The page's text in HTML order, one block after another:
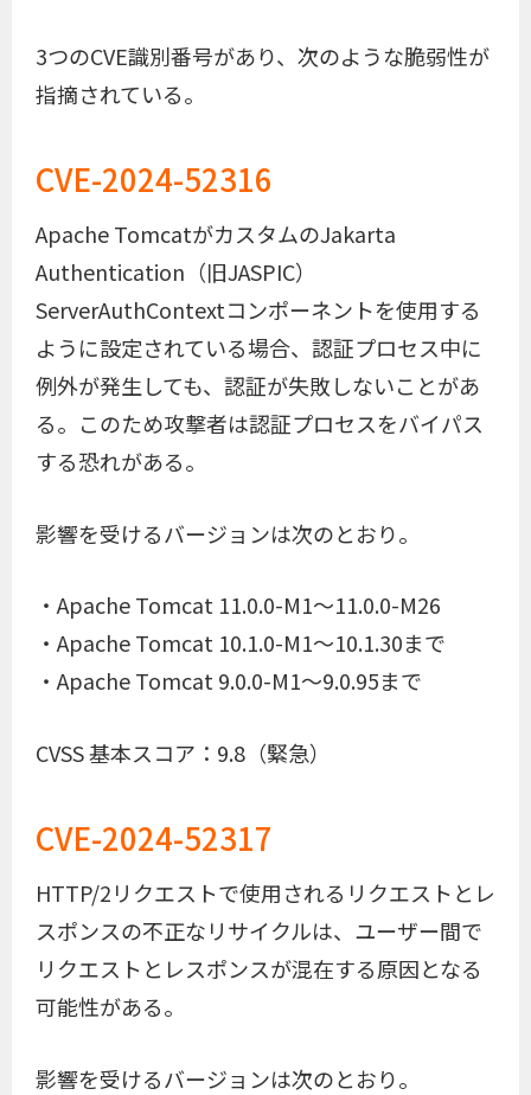
3つのCVE識別番号があり、次のような脆弱性が
指摘されている。
CVE-2024-52316
Apache TomcatがカスタムのJakarta
Authentication（旧JASPIC）
ServerAuthContextコンポーネントを使用する
ように設定されている場合、認証プロセス中に
例外が発生しても、認証が失敗しないことがあ
る。このため攻撃者は認証プロセスをバイパス
する恐れがある。
影響を受けるバージョンは次のとおり。
・Apache Tomcat 11.0.0-M1～11.0.0-M26
・Apache Tomcat 10.1.0-M1～10.1.30まで
・Apache Tomcat 9.0.0-M1～9.0.95まで
CVSS 基本スコア：9.8（緊急）
CVE-2024-52317
HTTP/2リクエストで使用されるリクエストとレ
スポンスの不正なリサイクルは、ユーザー間で
リクエストとレスポンスが混在する原因となる
可能性がある。
影響を受けるバージョンは次のとおり。